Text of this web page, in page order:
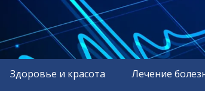
Здоровье и красота Лечение